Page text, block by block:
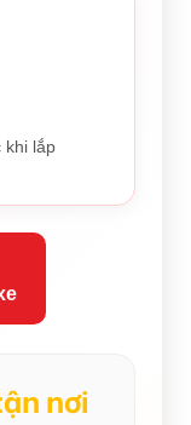
khi lắp
nơi